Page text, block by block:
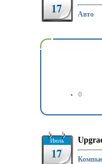
17 Авто
0
Июль
17